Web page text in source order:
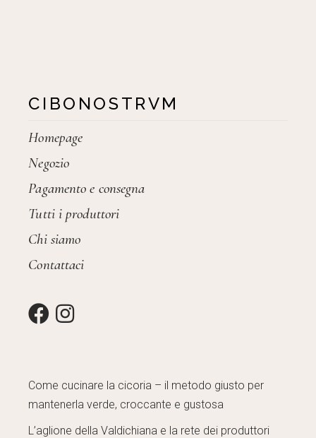
CIBONOSTRVM
Homepage
Negozio
Pagamento e consegna
Tutti i produttori
Chi siamo
Contattaci
Come cucinare la cicoria – il metodo giusto per
mantenerla verde, croccante e gustosa
L’aglione della Valdichiana e la rete dei produttori